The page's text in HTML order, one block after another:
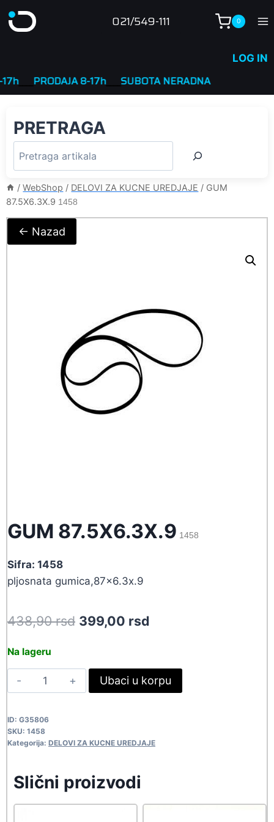
to
021/549-111 0
LOG IN
PRODAJA 8-17h____SUBOTA NERADNA
PRETRAGA
/ WebShop / DELOVI ZA KUCNE UREDJAJE / GUM
87.5X6.3X.9 1458
← Nazad
GUM 87.5X6.3X.9 1458
Sifra: 1458
pljosnata gumica,87×6.3x.9
438,90rsd Original
438,90 rsd.
399,00 rsd
399,00 rsd.
Na lageru
GUM
87.5X6.3X.9
quantity
Ubaci u korpu
ID: G35806
SKU: 1458
Kategorija: DELOVI ZA KUCNE UREDJAJE
Slični proizvodi